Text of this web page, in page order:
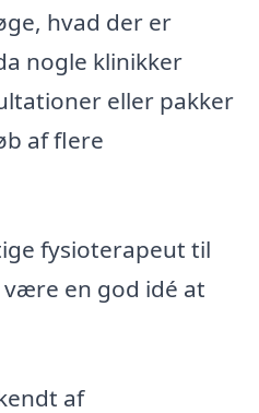
hvad der er
nogle klinikker
eller pakker
af flere
fysioterapeut til
en god idé at
af